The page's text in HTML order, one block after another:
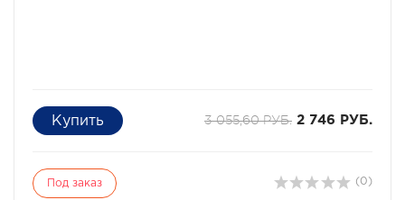
3 055,60 РУБ. 2 746 РУБ.
Под заказ (0)